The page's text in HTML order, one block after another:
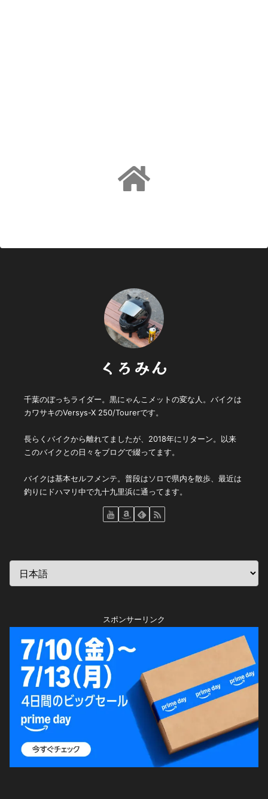
くろみん
千葉のぼっちライダー。黒にゃんこメットの変な人。バイクは
カワサキのVersys-X 250/Tourerです。
長らくバイクから離れてましたが、2018年にリターン。以来
このバイクとの日々をブログで綴ってます。
バイクは基本セルフメンテ。普段はソロで県内を散歩、最近は
釣りにドハマリ中で九十九里浜に通ってます。
スポンサーリンク